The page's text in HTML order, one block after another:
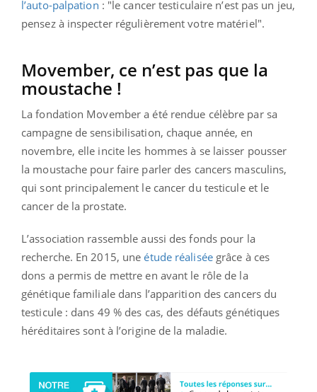
l’auto-palpation : "le cancer testiculaire n’est pas un jeu,
pensez à inspecter régulièrement votre matériel".
Movember, ce n’est pas que la
moustache !
La fondation Movember a été rendue célèbre par sa
campagne de sensibilisation, chaque année, en
novembre, elle incite les hommes à se laisser pousser
la moustache pour faire parler des cancers masculins,
qui sont principalement le cancer du testicule et le
cancer de la prostate.
L’association rassemble aussi des fonds pour la
recherche. En 2015, uneétude réaliséegrâce à ces
dons a permis de mettre en avant le rôle de la
génétique familiale dans l’apparition des cancers du
testicule : dans 49 % des cas, des défauts génétiques
héréditaires sont à l’origine de la maladie.